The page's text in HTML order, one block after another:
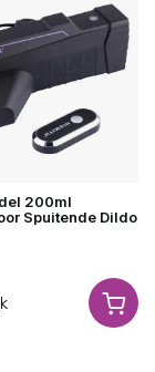
200ml
Spuitende Dildo